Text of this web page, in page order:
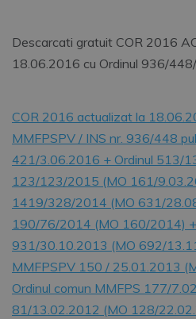
Descarcati gratuit COR 2016
18.06.2016 cu Ordinul 936/
COR 2016 actualizat la
MMFPSPV / INS nr. 936/448
421/3.06.2016 + Ordinul 513/
123/123/2015 (MO 161/
1419/328/2014 (MO 631/
190/76/2014 (MO 160/2014) +
931/30.10.2013 (MO 692/
MMFPSPV 150 / 25.01.2013
Ordinul comun MMFPS 177/
81/13.02.2012 (MO 128/